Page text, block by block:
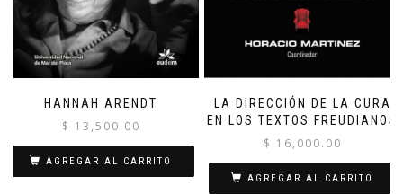
HANNAH ARENDT
$ 13,500.00
AGREGAR AL CARRITO
LA DIRECCIÓN DE LA CURA
EN LOS TEXTOS FREUDIANOS
$ 16,000.00
AGREGAR AL CARRITO